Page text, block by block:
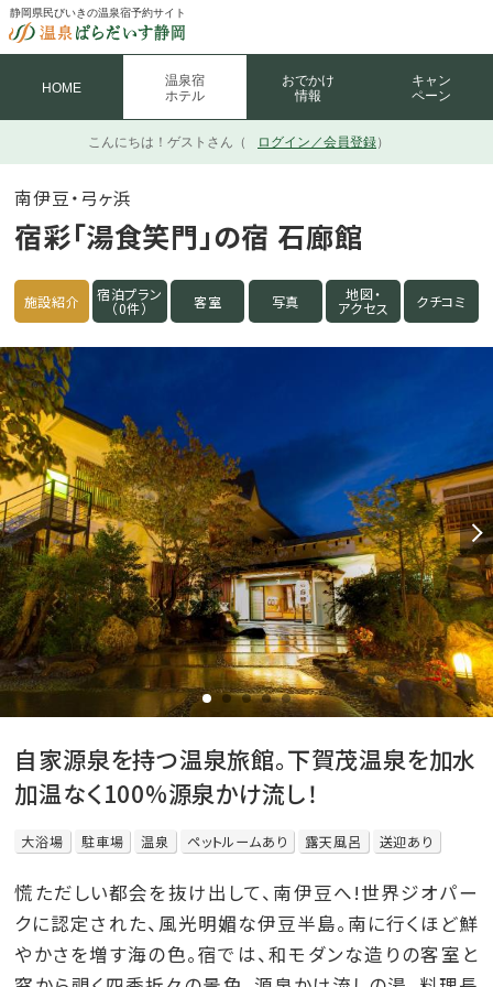
静岡県民びいきの温泉宿予約サイト
HOME
温泉宿
ホテル
おでかけ
情報
キャン
ペーン
こんにちは！ ゲストさん（ ログイン／会員登録）
南伊豆・弓ヶ浜
宿彩「湯食笑門」の宿 石廊館
施設紹介 宿泊プラン
（0件） 客室 写真 地図・
アクセス クチコミ
自家源泉を持つ温泉旅館。下賀茂温泉を加水
加温なく100%源泉かけ流し！
大浴場 駐車場 温泉 ペットルームあり 露天風呂 送迎あり
慌ただしい都会を抜け出して、南伊豆へ!世界ジオパー
クに認定された、風光明媚な伊豆半島。南に行くほど鮮
やかさを増す海の色。宿では、和モダンな造りの客室と